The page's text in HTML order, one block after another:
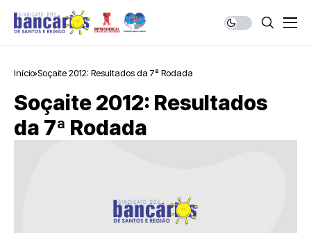
Início Soçaite 2012: Resultados da 7ª Rodada
Soçaite 2012: Resultados
da 7ª Rodada